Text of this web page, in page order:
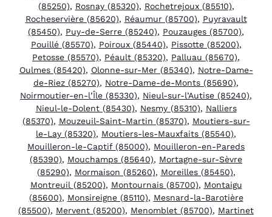
(85250), Rosnay (85320), Rochetrejoux (85510),
Rocheservière (85620), Réaumur (85700), Puyravault
(85450), Puy-de-Serre (85240), Pouzauges (85700),
Pouillé (85570), Poiroux (85440), Pissotte (85200),
Petosse (85570), Péault (85320), Palluau (85670),
Oulmes (85420), Olonne-sur-Mer (85340), Notre-Dame-
de-Riez (85270), Notre-Dame-de-Monts (85690),
Noirmoutier-en-l’Île (85330), Nieul-sur-l’Autise (85240),
Nieul-le-Dolent (85430), Nesmy (85310), Nalliers
(85370), Mouzeuil-Saint-Martin (85370), Moutiers-sur-
le-Lay (85320), Moutiers-les-Mauxfaits (85540),
Mouilleron-le-Captif (85000), Mouilleron-en-Pareds
(85390), Mouchamps (85640), Mortagne-sur-Sèvre
(85290), Mormaison (85260), Moreilles (85450),
Montreuil (85200), Montournais (85700), Montaigu
(85600), Monsireigne (85110), Mesnard-la-Barotière
(85500), Mervent (85200), Menomblet (85700), Martinet